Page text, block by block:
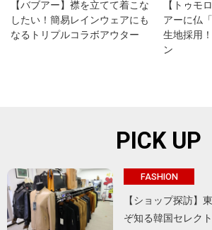
【バブアー】襟を立てて着こな
したい！簡易レインウェアにも
なるトリプルコラボアウター
【トゥモ
アーに仏
生地採用
ン
PICK UP
FASHION
【ショップ探訪】
ぞ知る韓国セレク